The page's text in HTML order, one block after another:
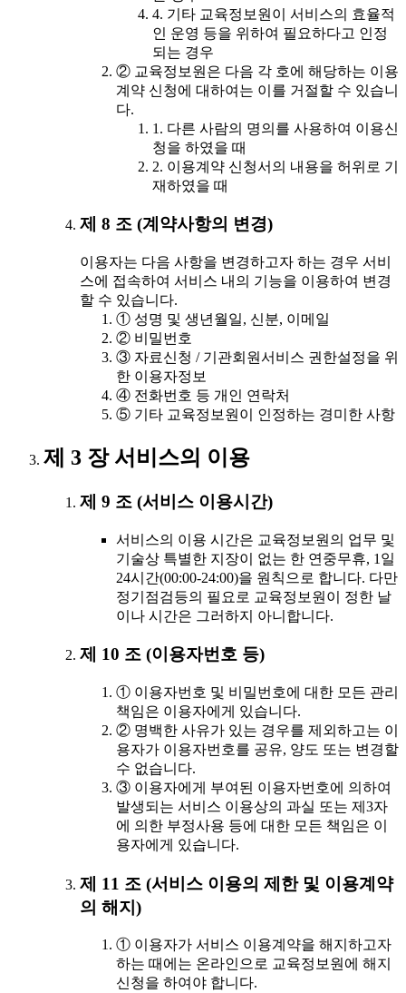
4. 기타 교육정보원이 서비스의 효율적
인 운영 등을 위하여 필요하다고 인정
되는 경우
② 교육정보원은 다음 각 호에 해당하는 이용
계약 신청에 대하여는 이를 거절할 수 있습니
다.
1. 다른 사람의 명의를 사용하여 이용신
청을 하였을 때
2. 이용계약 신청서의 내용을 허위로 기
재하였을 때
제 8 조 (계약사항의 변경)
이용자는 다음 사항을 변경하고자 하는 경우 서비
스에 접속하여 서비스 내의 기능을 이용하여 변경
할 수 있습니다.
① 성명 및 생년월일, 신분, 이메일
② 비밀번호
③ 자료신청 / 기관회원서비스 권한설정을 위
한 이용자정보
④ 전화번호 등 개인 연락처
⑤ 기타 교육정보원이 인정하는 경미한 사항
제 3 장 서비스의 이용
제 9 조 (서비스 이용시간)
서비스의 이용 시간은 교육정보원의 업무 및
기술상 특별한 지장이 없는 한 연중무휴, 1일
24시간(00:00-24:00)을 원칙으로 합니다. 다만
정기점검등의 필요로 교육정보원이 정한 날
이나 시간은 그러하지 아니합니다.
제 10 조 (이용자번호 등)
① 이용자번호 및 비밀번호에 대한 모든 관리
책임은 이용자에게 있습니다.
② 명백한 사유가 있는 경우를 제외하고는 이
용자가 이용자번호를 공유, 양도 또는 변경할
수 없습니다.
③ 이용자에게 부여된 이용자번호에 의하여
발생되는 서비스 이용상의 과실 또는 제3자
에 의한 부정사용 등에 대한 모든 책임은 이
용자에게 있습니다.
제 11 조 (서비스 이용의 제한 및 이용계약
의 해지)
① 이용자가 서비스 이용계약을 해지하고자
하는 때에는 온라인으로 교육정보원에 해지
신청을 하여야 합니다.